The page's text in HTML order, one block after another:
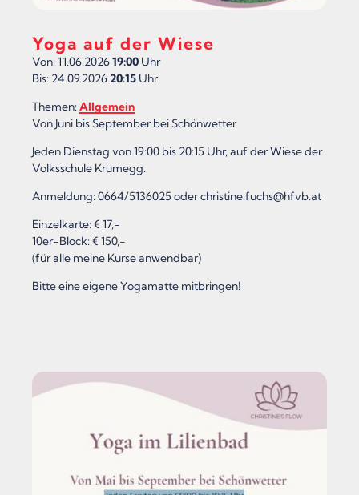
Yoga auf der Wiese
Von: 11.06.202619:00 Uhr
Bis: 24.09.2026 20:15 Uhr
Themen:Allgemein
Von Juni bis September bei Schönwetter
Jeden Dienstag von 19:00 bis 20:15 Uhr, auf der Wiese der
Volksschule Krumegg.
Anmeldung: 0664/5136025 oder christine.fuchs@hfvb.at
Einzelkarte: € 17,-
10er-Block: € 150,-
(für alle meine Kurse anwendbar)
Bitte eine eigene Yogamatte mitbringen!